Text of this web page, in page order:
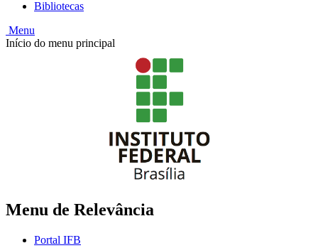
Bibliotecas
Menu
Início do menu principal
Menu de Relevância
Portal IFB